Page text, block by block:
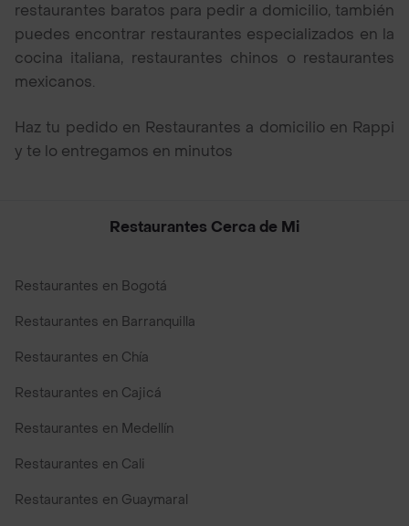
restaurantes baratos para pedir a domicilio, también
puedes encontrar restaurantes especializados en la
cocina italiana, restaurantes chinos o restaurantes
mexicanos.
Haz tu pedido en Restaurantes a domicilio en Rappi
y te lo entregamos en minutos
Restaurantes Cerca de Mi
Restaurantes en Bogotá
Restaurantes en Barranquilla
Restaurantes en Chía
Restaurantes en Cajicá
Restaurantes en Medellín
Restaurantes en Cali
Restaurantes en Guaymaral